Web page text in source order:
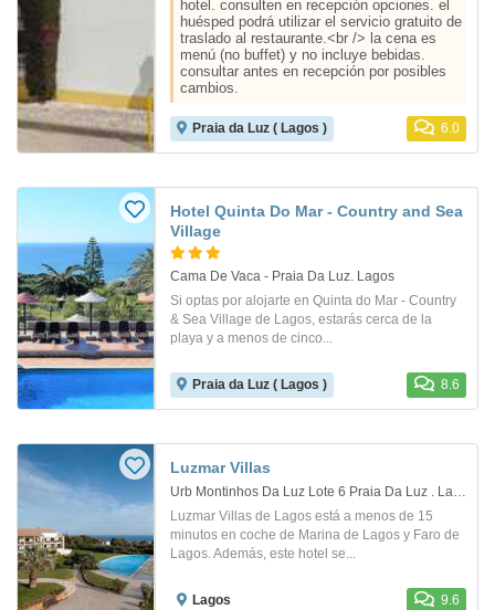
hotel. consulten en recepción opciones. el
huésped podrá utilizar el servicio gratuito de
traslado al restaurante.<br /> la cena es
menú (no buffet) y no incluye bebidas.
consultar antes en recepción por posibles
cambios.
Praia da Luz ( Lagos ) 6.0
Hotel Quinta Do Mar - Country and Sea
Village
Cama De Vaca - Praia Da Luz. Lagos
Si optas por alojarte en Quinta do Mar - Country
& Sea Village de Lagos, estarás cerca de la
playa y a menos de cinco...
Praia da Luz ( Lagos ) 8.6
Luzmar Villas
Urb Montinhos Da Luz Lote 6 Praia Da Luz . Lagos
Luzmar Villas de Lagos está a menos de 15
minutos en coche de Marina de Lagos y Faro de
Lagos. Además, este hotel se...
Lagos 9.6